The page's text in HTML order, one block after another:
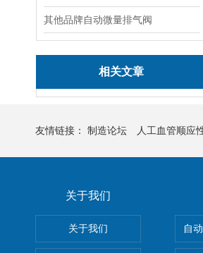
其他品牌自动微量排气阀
相关文章
友情链接： 制造论坛 人工血管顺应
关于我们
关于我们 自